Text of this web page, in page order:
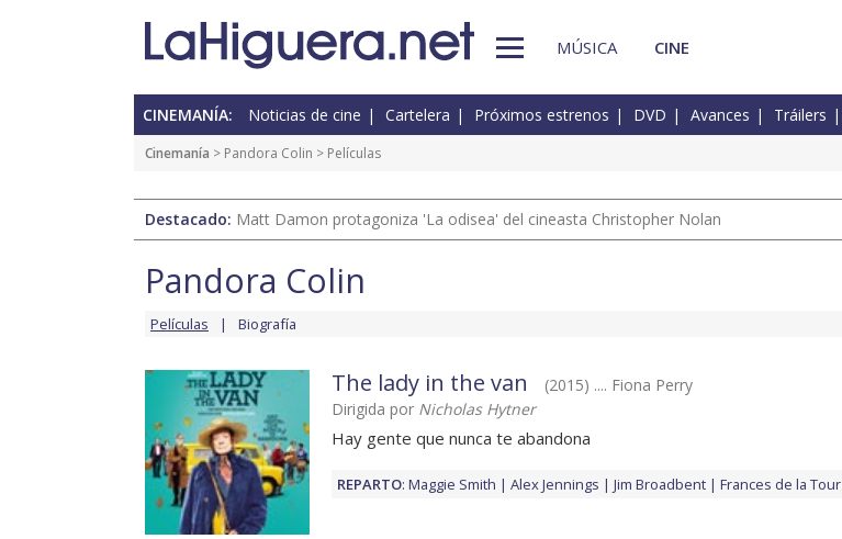
MÚSICA CINE
CINEMANÍA: Noticias de cine Cartelera Próximos estrenos DVD Avances Tráilers
Cinemanía > Pandora Colin > Películas
Destacado: Matt Damon protagoniza 'La odisea' del cineasta Christopher Nolan
Pandora Colin
Películas Biografía
The lady in the van
(2015) .... Fiona Perry
Dirigida por Nicholas Hytner
Hay gente que nunca te abandona
REPARTO: Maggie Smith Alex Jennings Jim Broadbent Frances de la Tour